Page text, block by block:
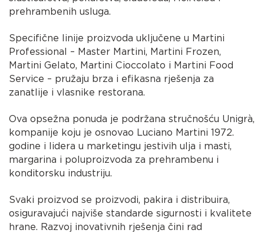
prehrambenih usluga.
Specifične linije proizvoda uključene u Martini
Professional – Master Martini, Martini Frozen,
Martini Gelato, Martini Cioccolato i Martini Food
Service – pružaju brza i efikasna rješenja za
zanatlije i vlasnike restorana.
Ova opsežna ponuda je podržana stručnošću Unigrà,
kompanije koju je osnovao Luciano Martini 1972.
godine i lidera u marketingu jestivih ulja i masti,
margarina i poluproizvoda za prehrambenu i
konditorsku industriju.
Svaki proizvod se proizvodi, pakira i distribuira,
osiguravajući najviše standarde sigurnosti i kvalitete
hrane. Razvoj inovativnih rješenja čini rad